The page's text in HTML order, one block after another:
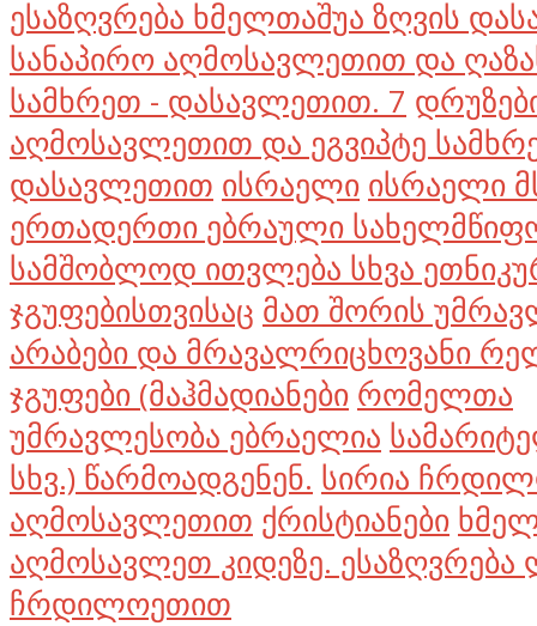
ესაზღვრება ხმელთაშუა ზღვის
სანაპირო აღმოსავლეთით და
სამხრეთ - დასავლეთით. 7
აღმოსავლეთით და ეგვიპტე
დასავლეთით ისრაელი ისრაელი
ერთადერთი ებრაული
სამშობლოდ ითვლება სხვა
ჯგუფებისთვისაც მათ შორის
არაბები და მრავალრიცხოვანი
ჯგუფები (მაჰმადიანები რომელთა
უმრავლესობა ებრაელია
სხვ.) წარმოადგენენ. სირია
აღმოსავლეთით ქრისტიანები
აღმოსავლეთ კიდეზე. ესაზღვრება
ჩრდილოეთით